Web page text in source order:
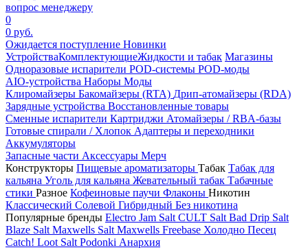
вопрос менеджеру
0
0 руб.
Ожидается поступление Новинки
УстройстваКомплектующиеЖидкости и табак Магазины
Одноразовые испарители POD-системы POD-моды
AIO-устройства Наборы Моды
Клиромайзеры Бакомайзеры (RTA) Дрип-атомайзеры (RDA)
Зарядные устройства Восстановленные товары
Сменные испарители Картриджи Атомайзеры / RBA-базы
Готовые спирали / Хлопок Адаптеры и переходники
Аккумуляторы
Запасные части Аксессуары Мерч
Конструкторы Пищевые ароматизаторы Табак Табак для
кальяна Уголь для кальяна Жевательный табак Табачные
стики Разное Кофеиновые паучи Флаконы Никотин
Классический Солевой Гибридный Без никотина
Популярные бренды Electro Jam Salt CULT Salt Bad Drip Salt
Blaze Salt Maxwells Salt Maxwells Freebase Холодно Песец
Catch! Loot Salt Podonki Анархия